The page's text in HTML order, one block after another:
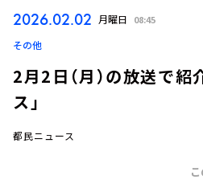
2026.02.02 月曜日 08:45
その他
2月2日（月）の放送で紹
ス」
都民ニュース